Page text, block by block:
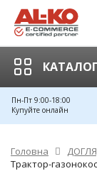
КАТАЛОГ
Пн-Пт 9:00-18:00
Купуйте онлайн
Головна
Трактор-